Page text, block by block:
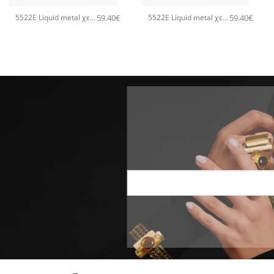
5522E Liquid metal χειροποίητο βραχιόλι Catherine bijoux Χρυσό59.40€ 5522E Liquid metal χειροποίητο βραχιόλι Catherine bijoux Ροζ χρυσό59.40€